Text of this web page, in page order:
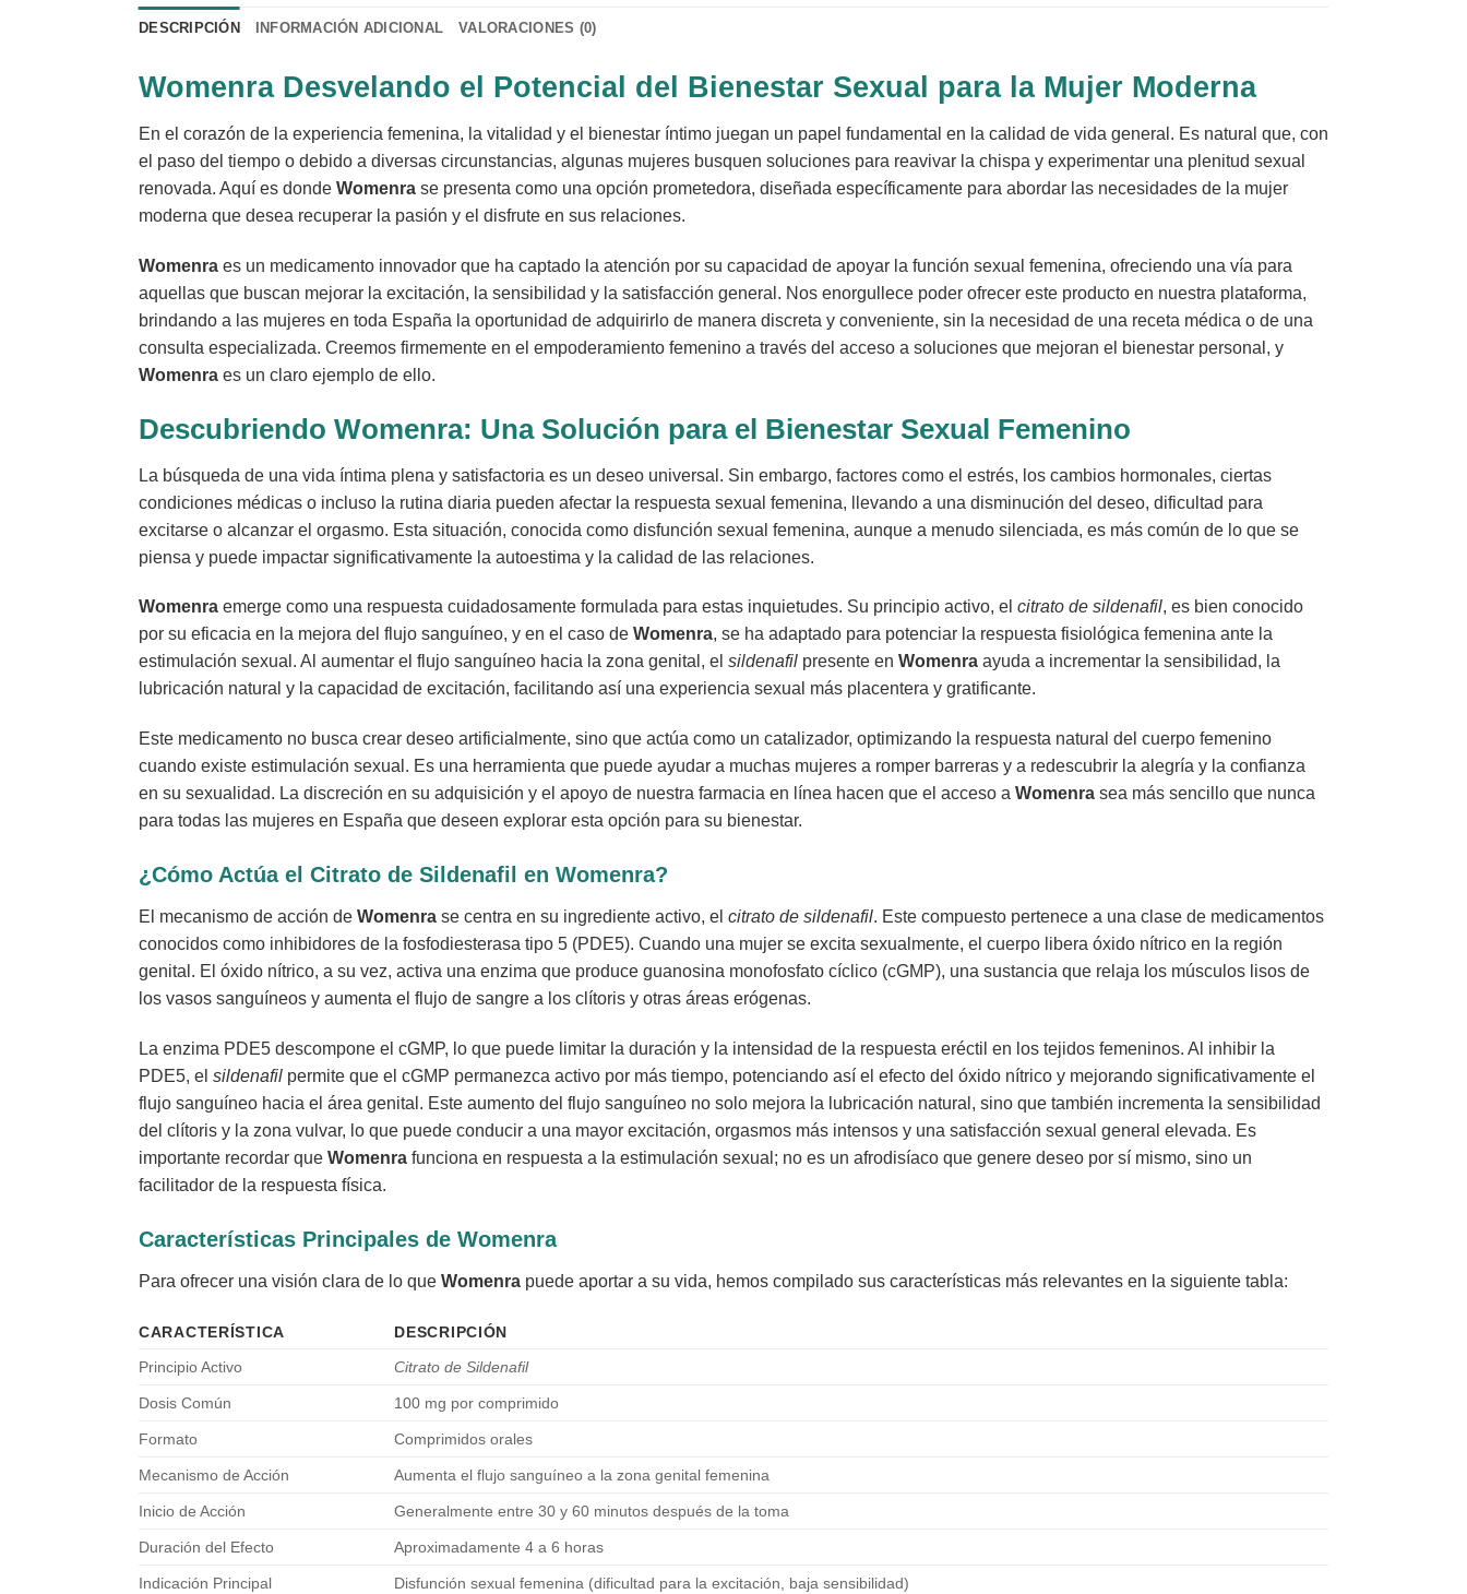
DESCRIPCIÓN INFORMACIÓN ADICIONAL VALORACIONES (0)
Womenra Desvelando el Potencial del Bienestar Sexual para la Mujer Moderna
En el corazón de la experiencia femenina, la vitalidad y el bienestar íntimo juegan un papel fundamental en la calidad de vida general. Es natural que, con
el paso del tiempo o debido a diversas circunstancias, algunas mujeres busquen soluciones para reavivar la chispa y experimentar una plenitud sexual
renovada. Aquí es donde Womenra se presenta como una opción prometedora, diseñada específicamente para abordar las necesidades de la mujer
moderna que desea recuperar la pasión y el disfrute en sus relaciones.
Womenra es un medicamento innovador que ha captado la atención por su capacidad de apoyar la función sexual femenina, ofreciendo una vía para
aquellas que buscan mejorar la excitación, la sensibilidad y la satisfacción general. Nos enorgullece poder ofrecer este producto en nuestra plataforma,
brindando a las mujeres en toda España la oportunidad de adquirirlo de manera discreta y conveniente, sin la necesidad de una receta médica o de una
consulta especializada. Creemos firmemente en el empoderamiento femenino a través del acceso a soluciones que mejoran el bienestar personal, y
Womenra es un claro ejemplo de ello.
Descubriendo Womenra: Una Solución para el Bienestar Sexual Femenino
La búsqueda de una vida íntima plena y satisfactoria es un deseo universal. Sin embargo, factores como el estrés, los cambios hormonales, ciertas
condiciones médicas o incluso la rutina diaria pueden afectar la respuesta sexual femenina, llevando a una disminución del deseo, dificultad para
excitarse o alcanzar el orgasmo. Esta situación, conocida como disfunción sexual femenina, aunque a menudo silenciada, es más común de lo que se
piensa y puede impactar significativamente la autoestima y la calidad de las relaciones.
Womenra emerge como una respuesta cuidadosamente formulada para estas inquietudes. Su principio activo, el citrato de sildenafil, es bien conocido
por su eficacia en la mejora del flujo sanguíneo, y en el caso de Womenra, se ha adaptado para potenciar la respuesta fisiológica femenina ante la
estimulación sexual. Al aumentar el flujo sanguíneo hacia la zona genital, el sildenafil presente en Womenra ayuda a incrementar la sensibilidad, la
lubricación natural y la capacidad de excitación, facilitando así una experiencia sexual más placentera y gratificante.
Este medicamento no busca crear deseo artificialmente, sino que actúa como un catalizador, optimizando la respuesta natural del cuerpo femenino
cuando existe estimulación sexual. Es una herramienta que puede ayudar a muchas mujeres a romper barreras y a redescubrir la alegría y la confianza
en su sexualidad. La discreción en su adquisición y el apoyo de nuestra farmacia en línea hacen que el acceso a Womenra sea más sencillo que nunca
para todas las mujeres en España que deseen explorar esta opción para su bienestar.
¿Cómo Actúa el Citrato de Sildenafil en Womenra?
El mecanismo de acción de Womenra se centra en su ingrediente activo, el citrato de sildenafil. Este compuesto pertenece a una clase de medicamentos
conocidos como inhibidores de la fosfodiesterasa tipo 5 (PDE5). Cuando una mujer se excita sexualmente, el cuerpo libera óxido nítrico en la región
genital. El óxido nítrico, a su vez, activa una enzima que produce guanosina monofosfato cíclico (cGMP), una sustancia que relaja los músculos lisos de
los vasos sanguíneos y aumenta el flujo de sangre a los clítoris y otras áreas erógenas.
La enzima PDE5 descompone el cGMP, lo que puede limitar la duración y la intensidad de la respuesta eréctil en los tejidos femeninos. Al inhibir la
PDE5, el sildenafil permite que el cGMP permanezca activo por más tiempo, potenciando así el efecto del óxido nítrico y mejorando significativamente el
flujo sanguíneo hacia el área genital. Este aumento del flujo sanguíneo no solo mejora la lubricación natural, sino que también incrementa la sensibilidad
del clítoris y la zona vulvar, lo que puede conducir a una mayor excitación, orgasmos más intensos y una satisfacción sexual general elevada. Es
importante recordar que Womenra funciona en respuesta a la estimulación sexual; no es un afrodisíaco que genere deseo por sí mismo, sino un
facilitador de la respuesta física.
Características Principales de Womenra
Para ofrecer una visión clara de lo que Womenra puede aportar a su vida, hemos compilado sus características más relevantes en la siguiente tabla:
CARACTERÍSTICA
DESCRIPCIÓN
Principio Activo
Citrato de Sildenafil
Dosis Común 100 mg por comprimido
Formato Comprimidos orales
Mecanismo de Acción Aumenta el flujo sanguíneo a la zona genital femenina
Inicio de Acción Generalmente entre 30 y 60 minutos después de la toma
Duración del Efecto Aproximadamente 4 a 6 horas
Indicación Principal Disfunción sexual femenina (dificultad para la excitación, baja sensibilidad)